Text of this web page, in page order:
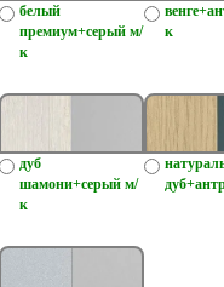
белый
премиум+серый м/
к
к
дуб
шамони+серый м/
к